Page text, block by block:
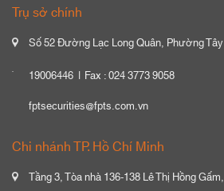
Trụ sở chính
Số 52 Đường Lạc Long Quân, Phường
19006446
Fax : 024 3773 9058
fptsecurities@fpts.com.vn
Chi nhánh TP. Hồ Chí Minh
Tầng 3, Tòa nhà 136-138 Lê Thị Hồng